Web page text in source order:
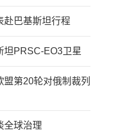
赴巴基斯坦行程
坦PRSC-EO3卫星
第20轮对俄制裁列
全球治理